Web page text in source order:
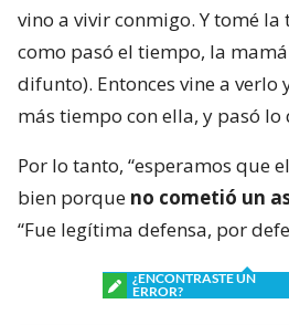
vino a vivir conmigo. Y tomé la
como pasó el tiempo, la
difunto). Entonces vine a verlo
más tiempo con ella, y pasó lo
Por lo tanto, “esperamos que
bien porque no cometió un
“Fue legítima defensa, por
¿ENCONTRASTE UN
ERROR?